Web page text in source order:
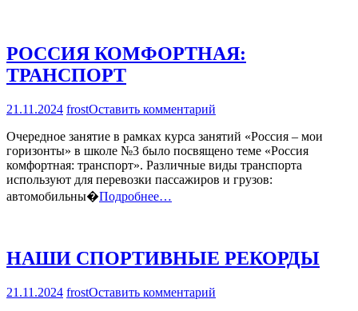
РОССИЯ КОМФОРТНАЯ:
ТРАНСПОРТ
21.11.2024 frostОставить комментарий
КОМФОРТНАЯ:
ТРАНСПОРТ
Очередное занятие в рамках курса занятий «Россия – мои
горизонты» в школе №3 было посвящено теме «Россия
комфортная: транспорт». Различные виды транспорта
используют для перевозки пассажиров и грузов:
автомобильны�Подробнее…
НАШИ СПОРТИВНЫЕ РЕКОРДЫ
21.11.2024 frostОставить комментарий